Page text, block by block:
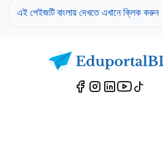
এই পেইজটি বাংলায় দেখতে এখানে ক্লিক করুন